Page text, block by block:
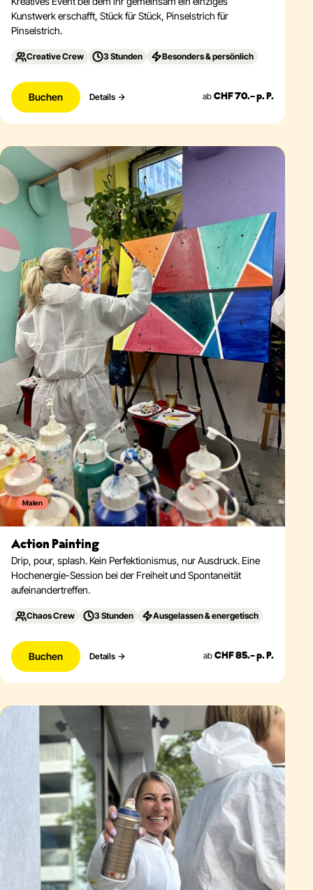
Kunstwerk erschafft, Stück für Stück, Pinselstrich für
Pinselstrich.
Creative Crew 3 Stunden Besonders & persönlich
Buchen Details ab CHF 70.– p. P.
Malen
Action Painting
Drip, pour, splash. Kein Perfektionismus, nur Ausdruck. Eine
Hochenergie-Session bei der Freiheit und Spontaneität
aufeinandertreffen.
Chaos Crew 3 Stunden Ausgelassen & energetisch
Buchen Details ab CHF 85.– p. P.